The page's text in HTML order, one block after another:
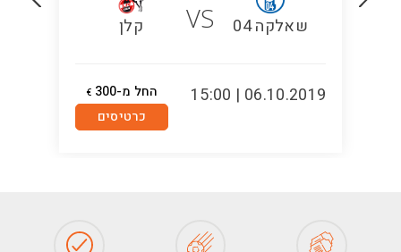
שאלקה 04 VS קלן
06.10.2019 | 15:00 החל מ-300 €
כרטיסים